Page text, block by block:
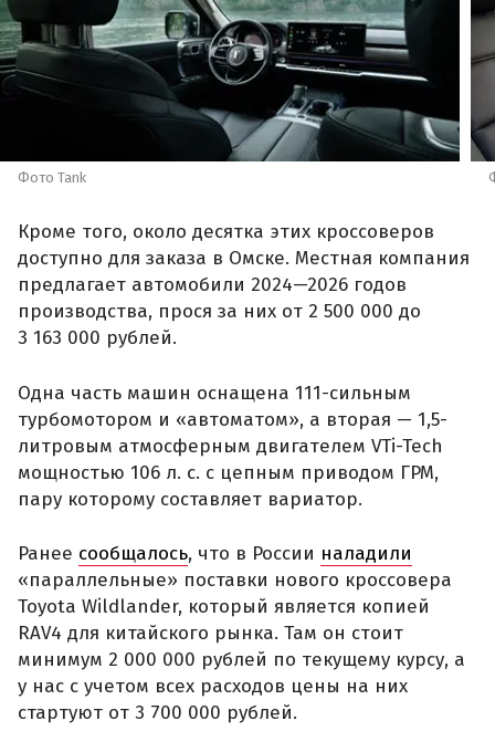
Фото Tank
Кроме того, около десятка этих кроссоверов
доступно для заказа в Омске. Местная компания
предлагает автомобили 2024—2026 годов
производства, прося за них от 2 500 000 до
3 163 000 рублей.
Одна часть машин оснащена 111-сильным
турбомотором и «автоматом», а вторая — 1,5-
литровым атмосферным двигателем VTi-Tech
мощностью 106 л. с. с цепным приводом ГРМ,
пару которому составляет вариатор.
Ранее сообщалось, что в России наладили
«параллельные» поставки нового кроссовера
Toyota Wildlander, который является копией
RAV4 для китайского рынка. Там он стоит
минимум 2 000 000 рублей по текущему курсу, а
у нас с учетом всех расходов цены на них
стартуют от 3 700 000 рублей.